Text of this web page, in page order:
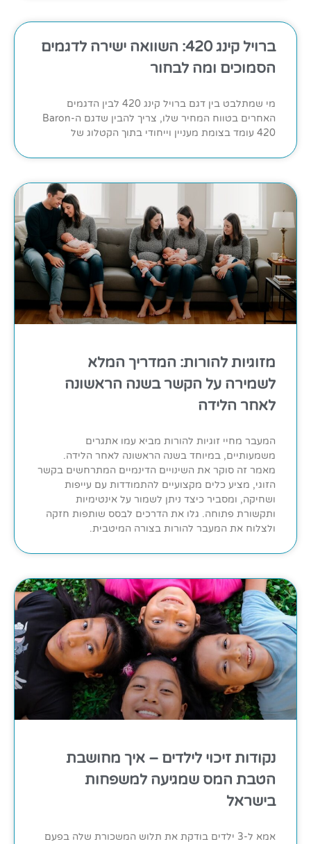
ברויל קינג 420: השוואה ישירה לדגמים
הסמוכים ומה לבחור
מי שמתלבט בין דגם ברויל קינג 420 לבין הדגמים
האחרים בטווח המחיר שלו, צריך להבין שדגם ה-Baron
420 עומד בצומת מעניין וייחודי בתוך הקטלוג של
מזוגיות להורות: המדריך המלא
לשמירה על הקשר בשנה הראשונה
לאחר הלידה
המעבר מחיי זוגיות להורות מביא עמו אתגרים
משמעותיים, במיוחד בשנה הראשונה לאחר הלידה.
מאמר זה סוקר את השינויים הדינמיים המתרחשים בקשר
הזוגי, מציע כלים מקצועיים להתמודדות עם עייפות
ושחיקה, ומסביר כיצד ניתן לשמור על אינטימיות
ותקשורת פתוחה. גלו את הדרכים לבסס שותפות חזקה
ולצלוח את המעבר להורות בצורה המיטבית.
נקודות זיכוי לילדים – איך מחושבת
הטבת המס שמגיעה למשפחות
בישראל
אמא ל-3 ילדים בודקת את תלוש המשכורת שלה בפעם